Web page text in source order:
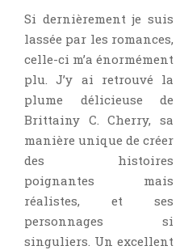
Bit-Lit
C'est Lundi, Que Lisez-Vous ?
Chick-Lit
Classique
Comédie
Concours
Conte
Contemporain
Critiques Express
Si dernièrement je suis
lassée par les romances,
celle-ci m’a énormément
plu. J’y ai retrouvé la
plume délicieuse de
Brittainy C. Cherry, sa
manière unique de créer
des histoires
poignantes mais
réalistes, et ses
personnages si
singuliers. Un excellent